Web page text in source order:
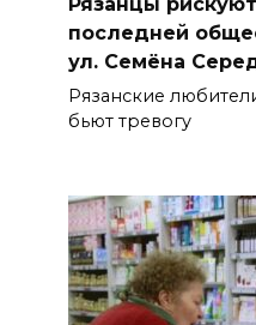
последней
ул. Семёна
Рязанские
бьют тревогу